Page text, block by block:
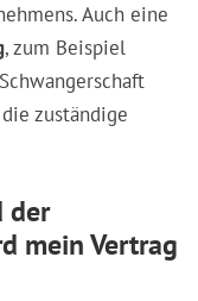
Auch eine
, zum Beispiel
zuständige
der
mein Vertrag